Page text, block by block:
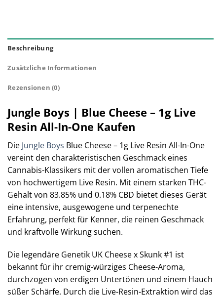
Beschreibung
Zusätzliche Informationen
Rezensionen (0)
Jungle Boys | Blue Cheese – 1g Live
Resin All-In-One Kaufen
Die Jungle Boys Blue Cheese – 1g Live Resin All-In-One
vereint den charakteristischen Geschmack eines
Cannabis-Klassikers mit der vollen aromatischen Tiefe
von hochwertigem Live Resin. Mit einem starken THC-
Gehalt von 83.85% und 0.18% CBD bietet dieses Gerät
eine intensive, ausgewogene und terpenechte
Erfahrung, perfekt für Kenner, die reinen Geschmack
und kraftvolle Wirkung suchen.
Die legendäre Genetik UK Cheese x Skunk #1 ist
bekannt für ihr cremig-würziges Cheese-Aroma,
durchzogen von erdigen Untertönen und einem Hauch
süßer Schärfe. Durch die Live-Resin-Extraktion wird das